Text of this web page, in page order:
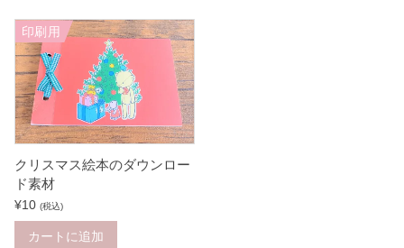
印刷用
クリスマス絵本のダウンロー
ド素材
¥10 (税込)
カートに追加